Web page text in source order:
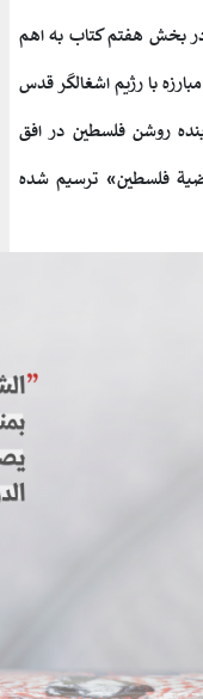
در بخش هفتم کتاب به اهم
با رژیم اشغالگر قدس
روشن فلسطین در افق
فلسطین» ترسیم شده